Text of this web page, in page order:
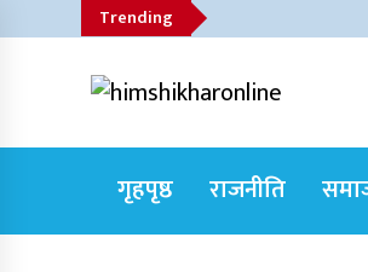
to
Trending
गृहपृष्ठ
राजनीति